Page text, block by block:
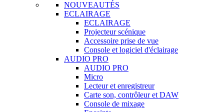
NOUVEAUTÉS
ECLAIRAGE
ECLAIRAGE
Projecteur scénique
Accessoire prise de vue
Console et logiciel d'éclairage
AUDIO PRO
AUDIO PRO
Micro
Lecteur et enregistreur
Carte son, contrôleur et DAW
Console de mixage